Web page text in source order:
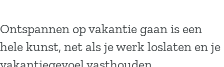
Ontspannen op vakantie gaan is een
hele kunst, net als je werk loslaten en je